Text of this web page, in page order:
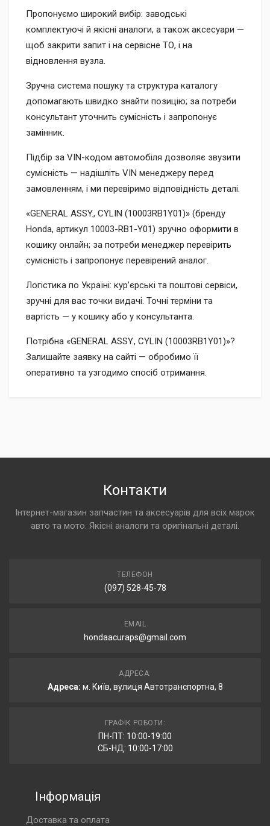
Пропонуємо широкий вибір: заводські
комплектуючі й якісні аналоги, а також аксесуари —
щоб закрити запит і на сервісне ТО, і на
відновлення вузла.
Зручна система пошуку та структура каталогу
допомагають швидко знайти позицію; за потреби
консультант уточнить сумісність і запропонує
замінник.
Підбір за VIN-кодом автомобіля дозволяє звузити
сумісність — надішліть VIN менеджеру перед
замовленням, і ми перевіримо відповідність деталі.
«GENERAL ASSY., CYLIN (10003RB1Y01)» (бренду
Honda, артикул 10003-RB1-Y01) зручно оформити в
кошику онлайн; за потреби менеджер перевірить
сумісність і запропонує перевірений аналог.
Логістика по Україні: кур’єрські та поштові сервіси,
зручні для вас точки видачі. Точні терміни та
вартість — у кошику або у консультанта.
Потрібна «GENERAL ASSY., CYLIN (10003RB1Y01)»?
Залишайте заявку на сайті — обробимо її
оперативно та узгодимо спосіб отримання.
Контакти
Інтернет-магазин запчастин та аксесуарів для всіх марок
авто та мото. Якісні аналоги та оригінальні деталі.
ТЕЛЕФОН
(097) 528-45-78
EMAIL
hondaacuraps@gmail.com
АДРЕСА:
Адреса: м. Київ, вулиця Автотранспортна, 8
ГРАФІК РОБОТИ:
ПН-ПТ: 10:00-19:00
СБ-НД: 10:00-17:00
Інформація
Доставка та оплата